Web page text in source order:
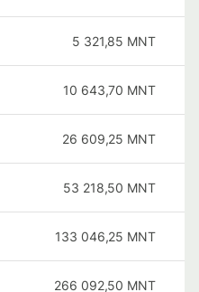
5 321,85 MNT
10 643,70 MNT
26 609,25 MNT
53 218,50 MNT
133 046,25 MNT
266 092,50 MNT